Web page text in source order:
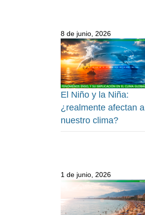
8 de junio, 2026
El Niño y la Niña:
¿realmente afectan a
nuestro clima?
1 de junio, 2026